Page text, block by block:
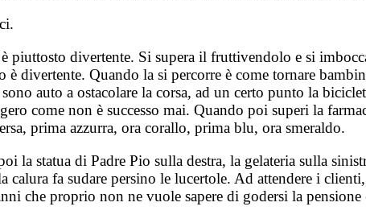
piuttosto divertente. Si supera il fruttivendolo e si
divertente. Quando la si percorre è come tornare
auto a ostacolare la corsa, ad un certo punto la
come non è successo mai. Quando poi superi la
prima azzurra, ora corallo, prima blu, ora smeraldo.
la statua di Padre Pio sulla destra, la gelateria sulla
fa sudare persino le lucertole. Ad attendere i
che proprio non ne vuole sapere di godersi la